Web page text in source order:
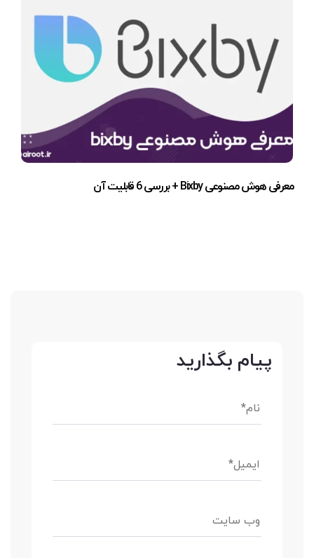
معرفی هوش مصنوعی Bixby + بررسی 6 قابلیت آن
پیام بگذارید